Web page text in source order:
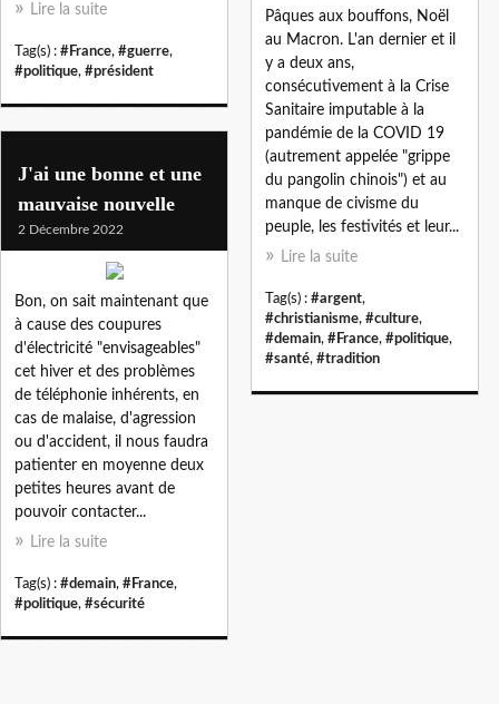
Lire la suite
Tag(s) : #France, #guerre,
#politique, #président
Pâques aux bouffons, Noël
au Macron. L'an dernier et il
y a deux ans,
consécutivement à la Crise
Sanitaire imputable à la
pandémie de la COVID 19
(autrement appelée "grippe
du pangolin chinois") et au
manque de civisme du
peuple, les festivités et leur...
Lire la suite
Tag(s) : #argent,
#christianisme, #culture,
#demain, #France, #politique,
#santé, #tradition
J'ai une bonne et une
mauvaise nouvelle
2 Décembre 2022
Bon, on sait maintenant que
à cause des coupures
d'électricité "envisageables"
cet hiver et des problèmes
de téléphonie inhérents, en
cas de malaise, d'agression
ou d'accident, il nous faudra
patienter en moyenne deux
petites heures avant de
pouvoir contacter...
Lire la suite
Tag(s) : #demain, #France,
#politique, #sécurité